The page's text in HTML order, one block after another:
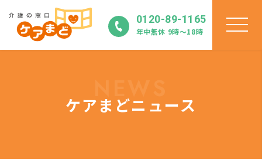
0120-89-1165
年中無休 9時〜18時
ケアまどニュース